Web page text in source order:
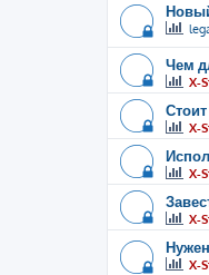
Чем
X-
X-
X-
X-
X-